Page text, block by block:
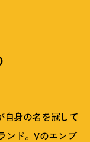
自身の名を冠して
ンド。Vのエンブ